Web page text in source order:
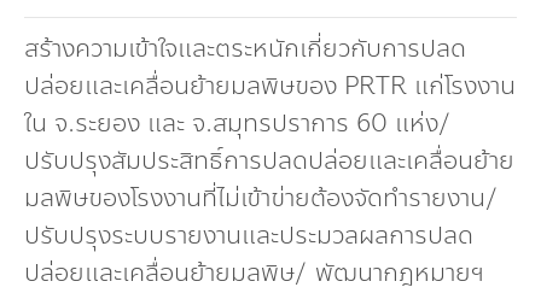
รางวัลและเกียรติประวัติ
กองทุน
กองทุน ดร.ธีระ พันธุมวนิช
กองทุนสุขภาพกับสภาวะโลกร้อน
สร้างความเข้าใจและตระหนักเกี่ยวกับการปลด
ปล่อยและเคลื่อนย้ายมลพิษของ PRTR แก่โรงงาน
ใน จ.ระยอง และ จ.สมุทรปราการ 60 แห่ง/
ปรับปรุงสัมประสิทธิ์การปลดปล่อยและเคลื่อนย้าย
มลพิษของโรงงานที่ไม่เข้าข่ายต้องจัดทำรายงาน/
ปรับปรุงระบบรายงานและประมวลผลการปลด
ปล่อยและเคลื่อนย้ายมลพิษ/ พัฒนากฎหมายฯ